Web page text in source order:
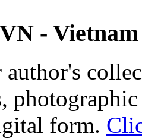
-
author's
form.